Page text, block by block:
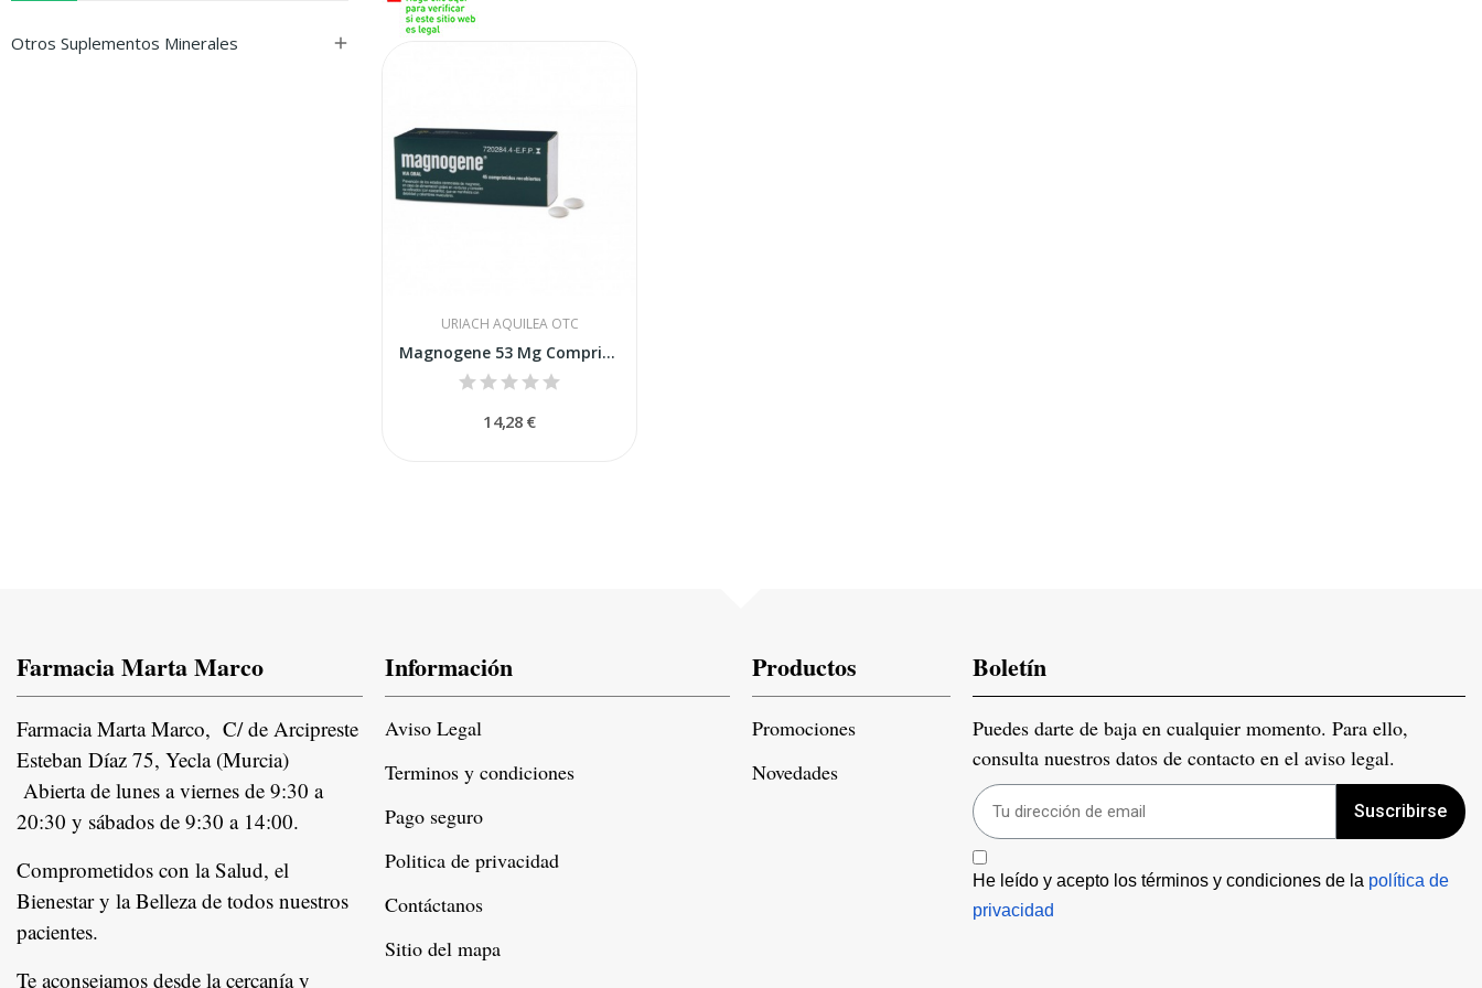
Otros Suplementos Minerales 
URIACH AQUILEA OTC
Magnogene 53 Mg Comprimidos Recubiertos, 45...
14,28 €
Farmacia Marta Marco
Farmacia Marta Marco, C/ de Arcipreste
Esteban Díaz 75, Yecla (Murcia)
Abierta de lunes a viernes de 9:30 a
20:30 y sábados de 9:30 a 14:00.
Comprometidos con la Salud, el
Bienestar y la Belleza de todos nuestros
pacientes.
Te aconsejamos desde la cercanía y
Información
Aviso Legal
Terminos y condiciones
Pago seguro
Politica de privacidad
Contáctanos
Sitio del mapa
Productos
Promociones
Novedades
Boletín
Puedes darte de baja en cualquier momento. Para ello,
consulta nuestros datos de contacto en el aviso legal.
Suscribirse
He leído y acepto los términos y condiciones de la política de
privacidad